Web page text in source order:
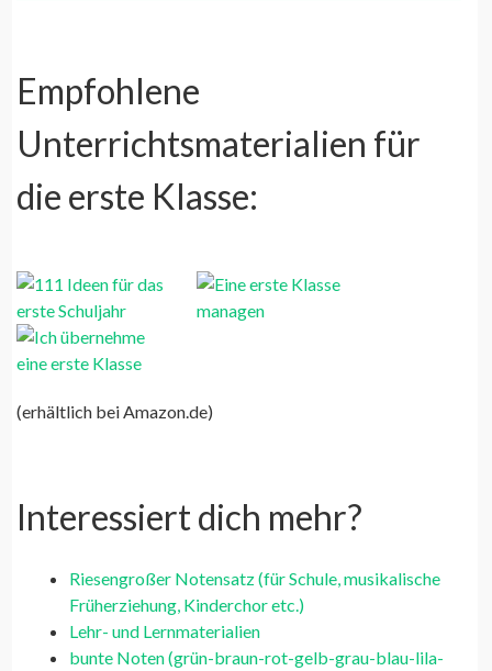
Empfohlene
Unterrichtsmaterialien für
die erste Klasse:
(erhältlich bei Amazon.de)
Interessiert dich mehr?
Riesengroßer Notensatz (für Schule, musikalische
Früherziehung, Kinderchor etc.)
Lehr- und Lernmaterialien
bunte Noten (grün-braun-rot-gelb-grau-blau-lila-